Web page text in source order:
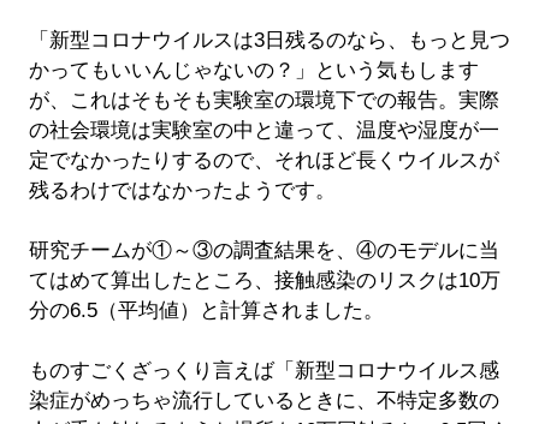
「新型コロナウイルスは3日残るのなら、もっと見つ
かってもいいんじゃないの？」という気もします
が、これはそもそも実験室の環境下での報告。実際
の社会環境は実験室の中と違って、温度や湿度が一
定でなかったりするので、それほど長くウイルスが
残るわけではなかったようです。
研究チームが①～③の調査結果を、④のモデルに当
てはめて算出したところ、接触感染のリスクは10万
分の6.5（平均値）と計算されました。
ものすごくざっくり言えば「新型コロナウイルス感
染症がめっちゃ流行しているときに、不特定多数の